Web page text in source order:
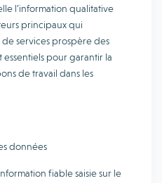
l’information qualitative
principaux qui
services prospère des
essentiels pour garantir la
de travail dans les
données
fiable saisie sur le